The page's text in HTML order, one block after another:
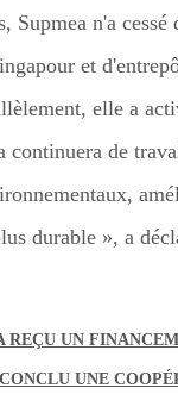
Supmea n'a
et
elle a
continuera de
durable », a
REÇU UN
UNE